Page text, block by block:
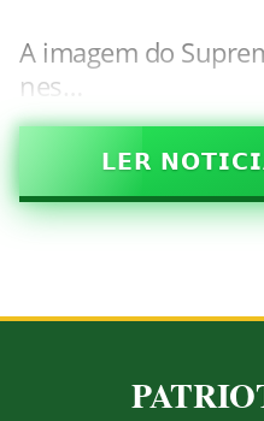
A imagem do
nes…
𝗟𝗘𝗥